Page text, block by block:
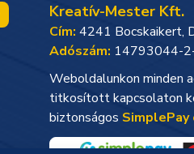
Kreatív-Mester Kft.
Cím: 4241 Bocskaikert,
Adószám: 14793044-
Weboldalunkon minden
titkosított kapcsolaton
biztonságos